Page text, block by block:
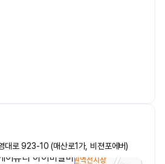
대로 923-10 (매산로1가, 비젼포에버)
이뷰티 아이비알미